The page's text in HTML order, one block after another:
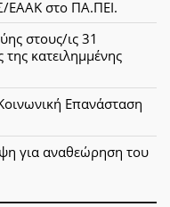
ΕΑΑΚ στο ΠΑ.ΠΕΙ.
στους/ις 31
κατειλημμένης
Επανάσταση
για αναθεώρηση του